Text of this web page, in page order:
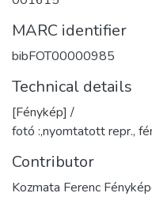
MARC identifier
bibFOT00000985
Technical details
[Fénykép] /
fotó :,nyomtatott repr.,
Contributor
Kozmata Ferenc